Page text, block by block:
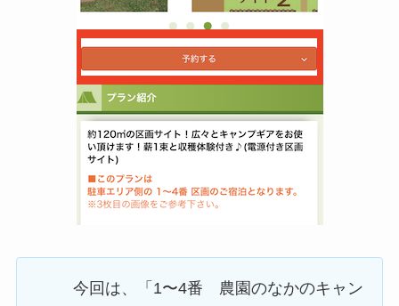
今回は、「1〜4番 農園のなかのキャン